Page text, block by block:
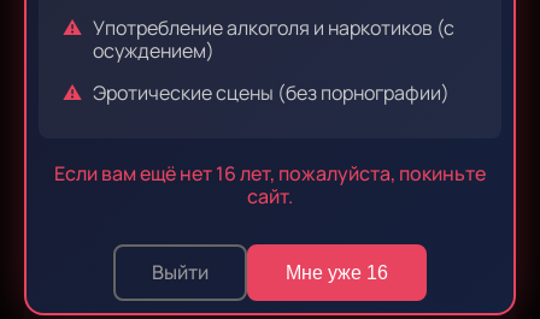
Употребление алкоголя и наркотиков (с
осуждением)
Эротические сцены (без порнографии)
Если вам ещё нет 16 лет, пожалуйста, покиньте
сайт.
Выйти Мне уже 16
0 комментариев
Войдите , чтобы оставлять комментарии